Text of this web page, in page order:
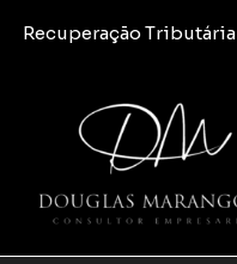
Recuperação Tributária